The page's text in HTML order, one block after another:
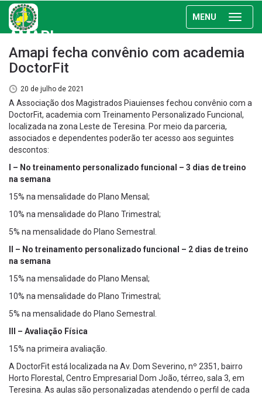
MENU
AMAPI
Amapi fecha convênio com academia
DoctorFit
20 de julho de 2021
A Associação dos Magistrados Piauienses fechou convênio com a
DoctorFit, academia com Treinamento Personalizado Funcional,
localizada na zona Leste de Teresina. Por meio da parceria,
associados e dependentes poderão ter acesso aos seguintes
descontos:
I – No treinamento personalizado funcional – 3 dias de treino
na semana
15% na mensalidade do Plano Mensal;
10% na mensalidade do Plano Trimestral;
5% na mensalidade do Plano Semestral.
II – No treinamento personalizado funcional – 2 dias de treino
na semana
15% na mensalidade do Plano Mensal;
10% na mensalidade do Plano Trimestral;
5% na mensalidade do Plano Semestral.
III – Avaliação Física
15% na primeira avaliação.
A DoctorFit está localizada na Av. Dom Severino, nº 2351, bairro
Horto Florestal, Centro Empresarial Dom João, térreo, sala 3, em
Teresina. As aulas são personalizadas atendendo o perfil de cada